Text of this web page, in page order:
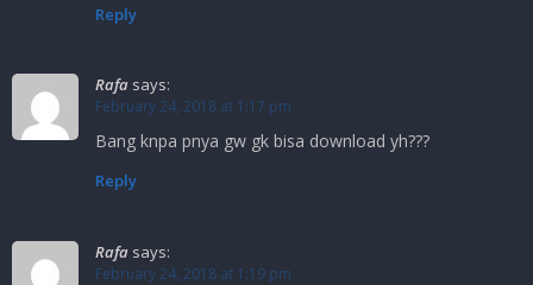
Reply
Rafa says:
February 24, 2018 at 1:17 pm
Bang knpa pnya gw gk bisa download yh???
Reply
Rafa says:
February 24, 2018 at 1:19 pm